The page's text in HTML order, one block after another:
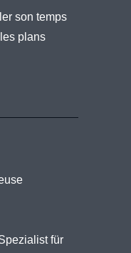
son temps
plans
für